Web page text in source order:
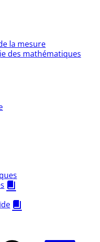
la mesure
des mathématiques